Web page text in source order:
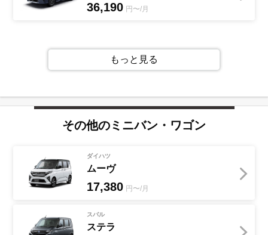
36,190 円〜/月
もっと見る
その他のミニバン・ワゴン
ダイハツ
ムーヴ
17,380 円〜/月
スバル
ステラ